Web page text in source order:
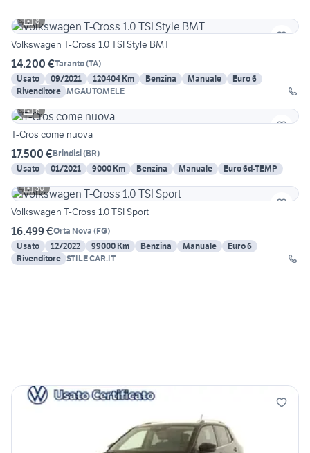
8
Volkswagen T-Cross 1.0 TSI Style BMT
14.200 €Taranto(TA)
Usato
09/2021 120404 Km Benzina Manuale
Euro 6
Rivenditore MGAUTOMELE
6
T-Cros come nuova
17.500 €Brindisi(BR)
Usato
01/2021 9000 Km Benzina Manuale
Euro 6d-TEMP
30
Volkswagen T-Cross 1.0 TSI Sport
16.499 €Orta Nova (FG)
Usato
12/2022 99000 Km Benzina Manuale
Euro 6
Rivenditore STILE CAR.IT